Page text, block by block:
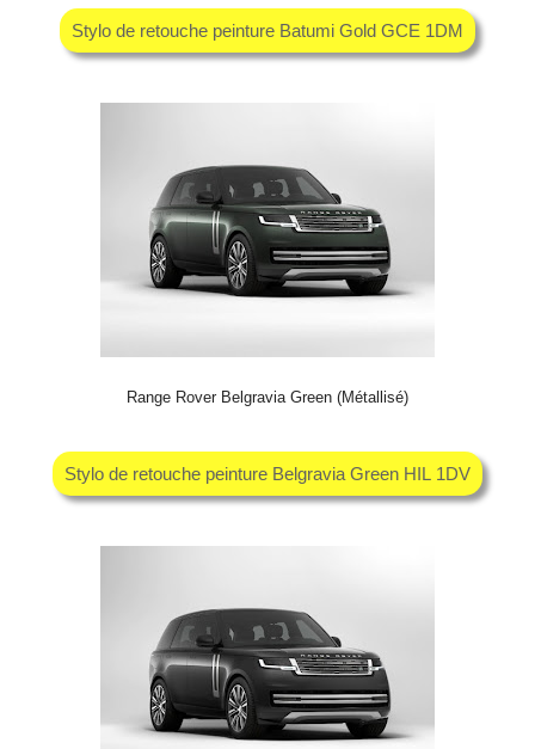
Stylo de retouche peinture Batumi Gold GCE 1DM
Range Rover Belgravia Green (Métallisé)
Stylo de retouche peinture Belgravia Green HIL 1DV